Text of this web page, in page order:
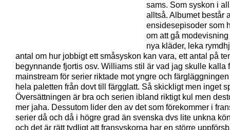
sams. Som syskon i
alltså. Albumet består
ensidesepisoder som
om att gå modevisning
nya kläder, leka
antal om hur jobbigt ett småsyskon kan vara, ett antal på
begynnande fjortis osv. Williams stil är vad jag skulle kalla
mainstream för serier riktade mot yngre och
hela paletten från dovt till färgglatt. Så skickligt men inget
Översättningen är bra och serien ibland riktigt kul men
mer jaha. Dessutom lider den av det som förekommer i
serier då och då i högre grad än svenska dvs lite unkna
och det är rätt tydligt att fransyskorna har en större